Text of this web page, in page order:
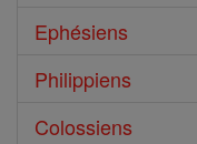
Ephésiens
Philippiens
Colossiens